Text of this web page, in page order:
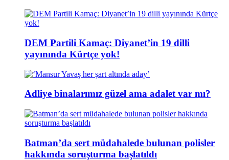
DEM Partili Kamaç: Diyanet’in 19 dilli
yayınında Kürtçe yok!
Adliye binalarımız güzel ama adalet var mı?
Batman’da sert müdahalede bulunan polisler
hakkında soruşturma başlatıldı